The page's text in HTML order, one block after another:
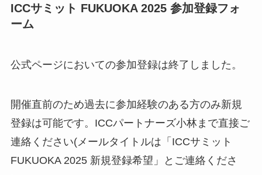
ICCサミット FUKUOKA 2025 参加登録フォ
ーム
公式ページにおいての参加登録は終了しました。
開催直前のため過去に参加経験のある方のみ新規
登録は可能です。ICCパートナーズ小林まで直接ご
連絡ください(メールタイトルは「ICCサミット
FUKUOKA 2025 新規登録希望」とご連絡くださ